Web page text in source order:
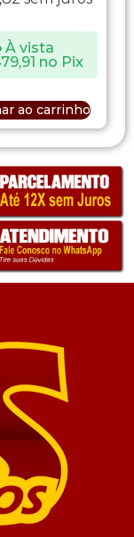
À vista
no Pix
ao carrinho